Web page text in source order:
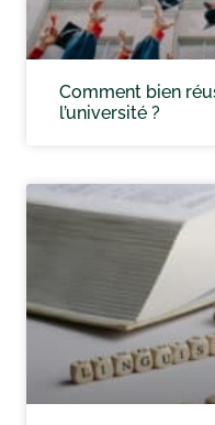
Comment bien
l’université ?